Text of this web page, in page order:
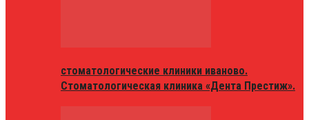
стоматологические клиники иваново.
Стоматологическая клиника «Дента Престиж».